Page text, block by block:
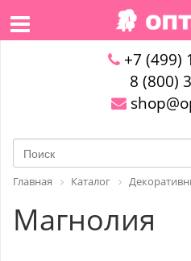
+7 (499)
8 (800)
Главная Каталог
Магнолия